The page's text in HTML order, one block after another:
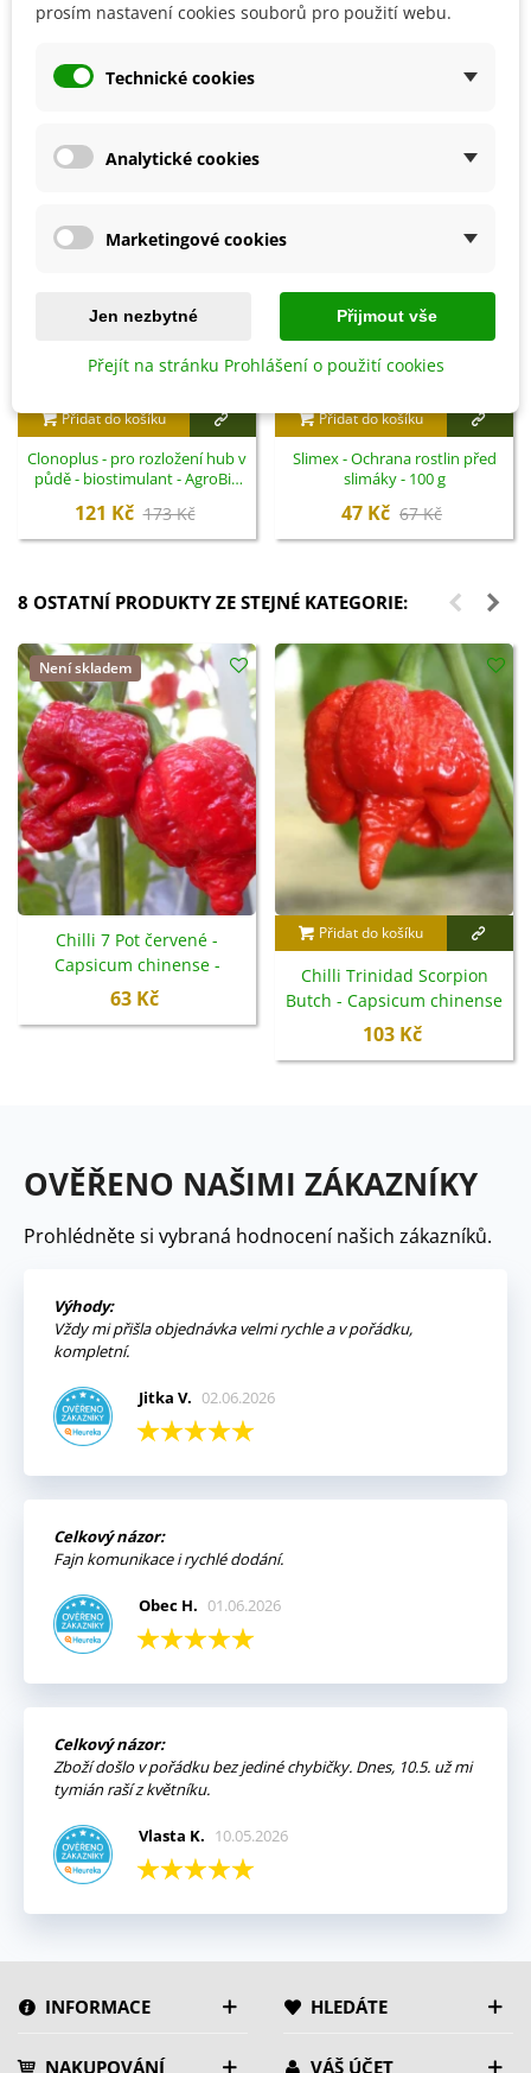
Detaily produktu
SOUVISEJÍCÍ PRODUKTY
Sleva
Přidat do košíku
Clonoplus - pro rozložení hub v
půdě - biostimulant - AgroBio
121 Kč 173 Kč
Přidat do košíku
Slimex - Ochrana rostlin před
slimáky - 100 g
47 Kč 67 Kč
8 OSTATNÍ PRODUKTY ZE STEJNÉ KATEGORIE:
Není skladem
Chilli 7 Pot červené -
Capsicum chinense -
semena - 6 ks
63 Kč
Přidat do košíku
Chilli Trinidad Scorpion
Butch - Capsicum chinense
- semena - 5 ks
103 Kč
OVĚŘENO NAŠIMI ZÁKAZNÍKY
Prohlédněte si vybraná hodnocení našich zákazníků.
Výhody:
Vždy mi přišla objednávka velmi rychle a v pořádku,
kompletní.
Jitka V. 02.06.2026
Celkový názor:
Fajn komunikace i rychlé dodání.
Obec H. 01.06.2026
Celkový názor:
Zboží došlo v pořádku bez jediné chybičky. Dnes, 10.5. už mi
tymián raší z květníku.
Vlasta K. 10.05.2026
INFORMACE HLEDÁTE
NAKUPOVÁNÍ VÁŠ ÚČET
prosím nastavení cookies souborů pro použití webu.
Technické cookies
Analytické cookies
Marketingové cookies
Jen nezbytné Přijmout vše
Přejít na stránku Prohlášení o použití cookies